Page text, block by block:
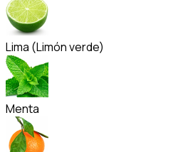
Lima (Limón verde)
Menta